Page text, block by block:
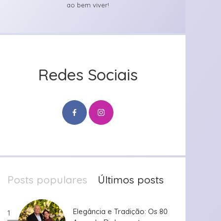
ao bem viver!
Redes Sociais
Posts populares Últimos posts
1
Elegância e Tradição: Os 80
Elegância e Tradição: Os 80